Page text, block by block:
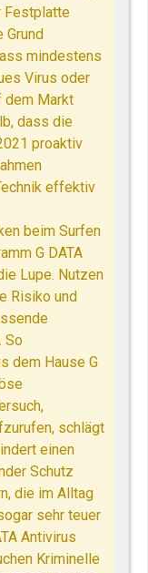
Festplatte
Grund
mindestens
Virus oder
dem Markt
dass die
proaktiv
effektiv
beim Surfen
G DATA
Lupe. Nutzen
Risiko und
So
dem Hause G
schlägt
einen
Schutz
die im Alltag
sehr teuer
Antivirus
Kriminelle